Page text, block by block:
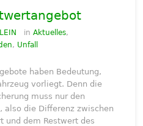
inAktuelles,
, Unfall
haben Bedeutung,
vorliegt. Denn die
muss nur den
also die Differenz zwischen
und dem Restwert des